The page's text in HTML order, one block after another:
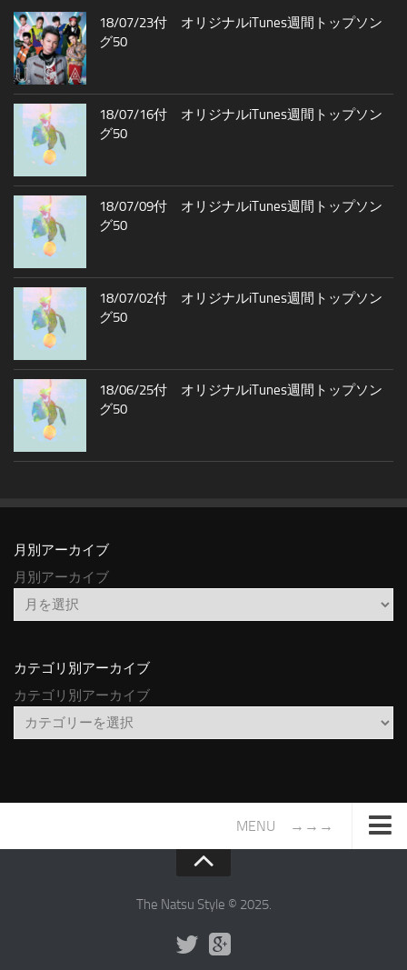
18/07/23付 オリジナルiTunes週間トップソン
グ50
18/07/16付 オリジナルiTunes週間トップソン
グ50
18/07/09付 オリジナルiTunes週間トップソン
グ50
18/07/02付 オリジナルiTunes週間トップソン
グ50
18/06/25付 オリジナルiTunes週間トップソン
グ50
月別アーカイブ
月別アーカイブ
カテゴリ別アーカイブ
カテゴリ別アーカイブ
MENU →→→
The Natsu Style © 2025.